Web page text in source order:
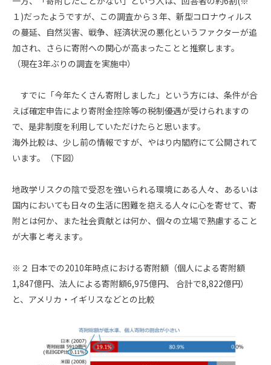
１ )だったようですが、この調査から３年、新型コロナウィルス
の蔓延、自然災害、戦争、経済状況の悪化というファクターが追
加され、さらに寄附への関心が高まったことと推察します。
（現在3年ぶりの調査を実施中）
すでに「今年たくさん寄附しました」という方には、条件が合
えば確定申告により寄附金控除等の税制優遇が受けられますの
で、是非制度を利用していただけたらと思います。
海外比較は、少し前の情報ですが、やはり内閣府にて公開されて
います。（下図）
地政学リスクの陰で受忍を強いられる環境にある人々、あるいは
国内においても日々の生活に困難を抱える人々に心を寄せて、寄
附とは何か、また社会貢献とは何か、個々の立場で熟慮すること
が大事と考えます。
※２ 日本での2010年時点における寄附額（個人による寄附額
1,847億円、法人による寄附額6,975億円、 合計で8,822億円）
と、アメリカ・イギリスなどとの比較